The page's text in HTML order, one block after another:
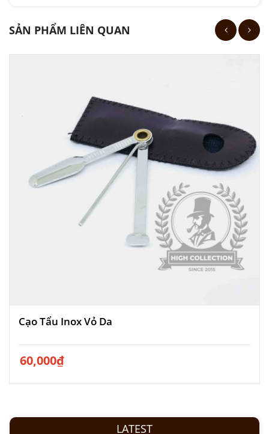
SẢN PHẨM LIÊN QUAN
Cạo Tẩu Inox Vỏ Da
60,000₫
LATEST